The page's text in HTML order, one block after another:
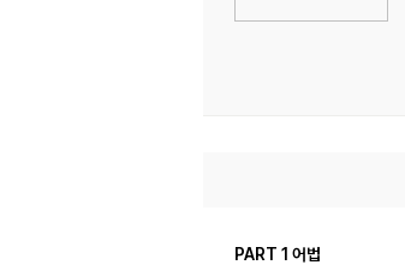
PART 1 어법